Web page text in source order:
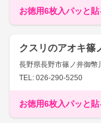
お徳用6枚入パッと
クスリのアオキ篠
長野県長野市篠ノ井御幣
TEL: 026-290-5250
お徳用6枚入パッと